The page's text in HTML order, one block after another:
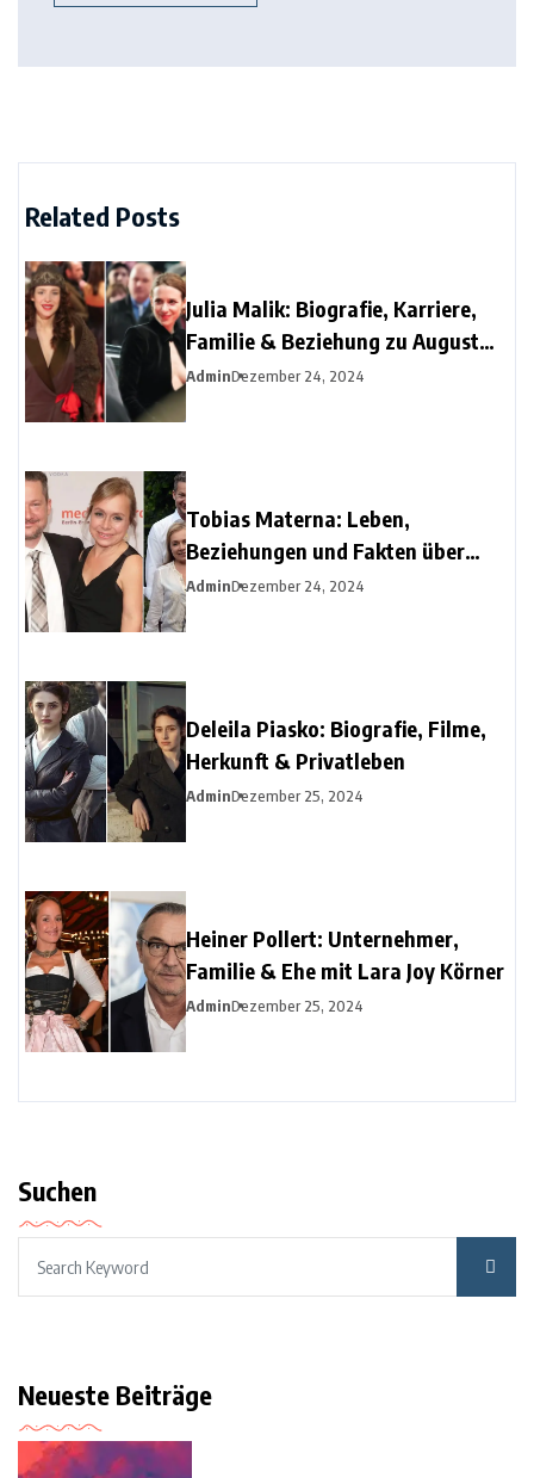
Related Posts
Julia Malik: Biografie, Karriere,
Familie & Beziehung zu August
Diehl
AdminDezember 24, 2024
Tobias Materna: Leben,
Beziehungen und Fakten über
Christine Urspruchs Ex-Ehemann
AdminDezember 24, 2024
Deleila Piasko: Biografie, Filme,
Herkunft & Privatleben
AdminDezember 25, 2024
Heiner Pollert: Unternehmer,
Familie & Ehe mit Lara Joy Körner
AdminDezember 25, 2024
Suchen
Neueste Beiträge